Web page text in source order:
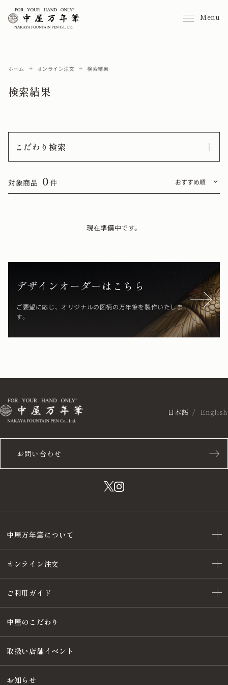
Menu
ホーム オンライン注文 検索結果
検索結果
こだわり検索
対象商品 0 件
現在準備中です。
デザインオーダーはこちら
ご要望に応じ、オリジナルの図柄の万年筆を製作いたしま
す。
お問い合わせ
日本語 English
中屋万年筆について
オンライン注文
ご利用ガイド
中屋のこだわり
取扱い店舗イベント
お知らせ